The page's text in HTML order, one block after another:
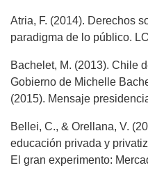
Atria, F. (2014). Derechos
paradigma de lo público.
Bachelet, M. (2013). Chile
Gobierno de Michelle
(2015). Mensaje
Bellei, C., & Orellana, V.
educación privada y
El gran experimento: